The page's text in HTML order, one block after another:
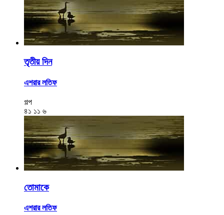
তৃতীয় দিন
এশরার লতিফ
গল্প
৪১ ১১ ৬
তোমাকে
এশরার লতিফ